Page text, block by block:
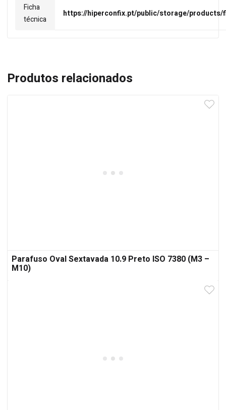
Ficha
técnica
https://hiperconfix.pt/public/storage/products/
Produtos relacionados
Parafuso Oval Sextavada 10.9 Preto ISO 7380 (M3 –
M10)